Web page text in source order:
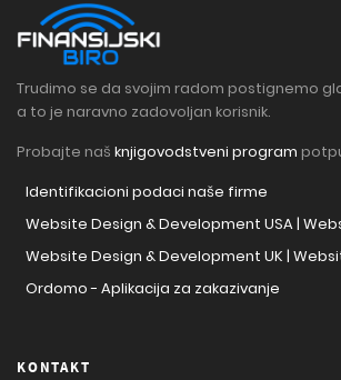
Trudimo se da svojim radom postignemo
a to je naravno zadovoljan korisnik.
Probajte naš knjigovodstveni program
Identifikacioni podaci naše firme
Website Design & Development USA |
Website Design & Development UK |
Ordomo - Aplikacija za zakazivanje
KONTAKT